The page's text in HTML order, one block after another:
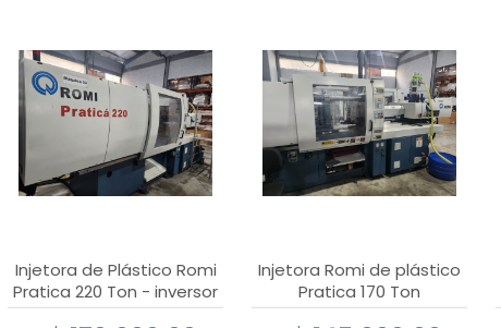
Injetora de Plástico Romi
Pratica 220 Ton - inversor
de frequência NR 12
Injetora Romi de plástico
Pratica 170 Ton